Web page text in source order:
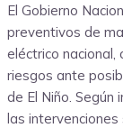
El Gobierno
preventivos de
eléctrico nacional,
riesgos ante
de El Niño. Según
las